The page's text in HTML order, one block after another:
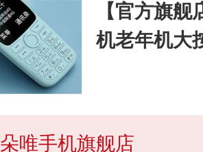
【官方旗
机老年机大
朵唯手机旗舰店